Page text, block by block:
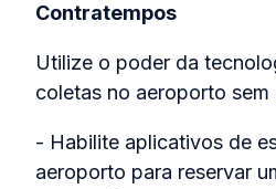
Contratempos
Utilize o poder da
coletas no aeroporto sem
- Habilite aplicativos de
aeroporto para reservar